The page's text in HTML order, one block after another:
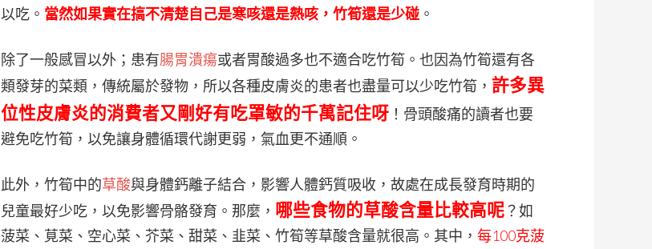
以吃。 當然如果實在搞不清楚自己是寒咳還是熱咳，竹筍還是少碰 。
除了一般感冒以外；患有腸胃潰瘍或者胃酸過多也不適合吃竹筍。也因為竹筍還有各
類發芽的菜類，傳統屬於發物，所以各種皮膚炎的患者也盡量可以少吃竹筍， 許多異
位性皮膚炎的消費者又剛好有吃罩敏的千萬記住呀 ！骨頭酸痛的讀者也要
避免吃竹筍，以免讓身體循環代謝更弱，氣血更不通順。
此外，竹筍中的草酸與身體鈣離子結合，影響人體鈣質吸收，故處在成長發育時期的
兒童最好少吃，以免影響骨骼發育。那麼， 哪些食物的草酸含量比較高呢？如
菠菜、莧菜、空心菜、芥菜、甜菜、韭菜、竹筍等草酸含量就很高。其中， 每100克菠